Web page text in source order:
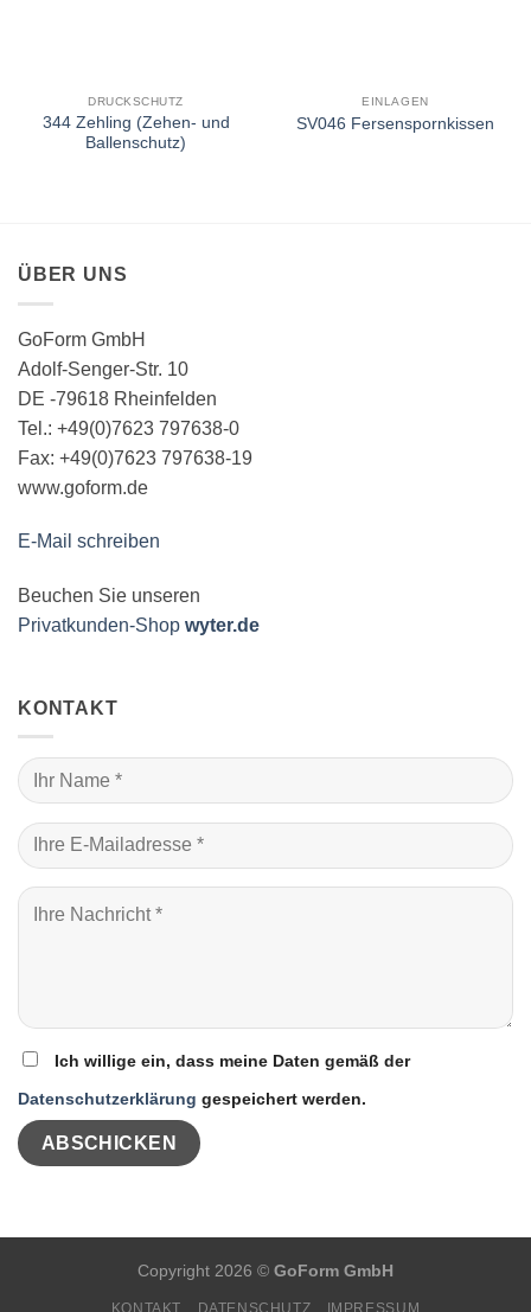
DRUCKSCHUTZ
344 Zehling (Zehen- und
Ballenschutz)
EINLAGEN
SV046 Fersenspornkissen
ÜBER UNS
GoForm GmbH
Adolf-Senger-Str. 10
DE -79618 Rheinfelden
Tel.: +49(0)7623 797638-0
Fax: +49(0)7623 797638-19
www.goform.de
E-Mail schreiben
Beuchen Sie unseren
Privatkunden-Shop wyter.de
KONTAKT
Ich willige ein, dass meine Daten gemäß der
Datenschutzerklärung gespeichert werden.
Copyright 2026 © GoForm GmbH
KONTAKT DATENSCHUTZ IMPRESSUM